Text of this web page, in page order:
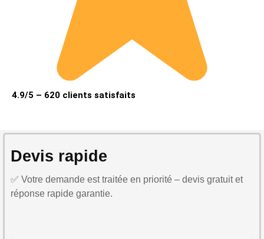
4.9/5 – 620 clients satisfaits
Devis rapide
✅ Votre demande est traitée en priorité – devis gratuit et
réponse rapide garantie.